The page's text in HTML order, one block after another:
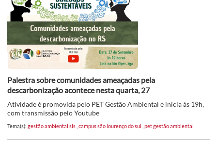
Palestra sobre comunidades ameaçadas pela
descarbonização acontece nesta quarta, 27
Atividade é promovida pelo PET Gestão Ambiental e inicia às 19h,
com transmissão pelo Youtube
Tema(s): gestão ambiental sls campus são lourenço do sul pet gestão ambiental